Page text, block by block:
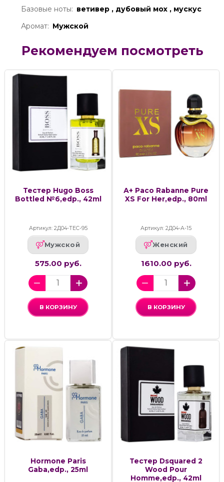
Базовые ноты: ветивер , дубовый мох , мускус
Аромат: Мужской
Рекомендуем посмотреть
Тестер Hugo Boss
Bottled №6,edp., 42ml
Артикул: 2Д04-ТЕС-95
Мужской
575.00 руб.
В КОРЗИНУ
А+ Paco Rabanne Pure
XS For Her,edp., 80ml
Артикул: 2Д04-А-15
Женский
1610.00 руб.
В КОРЗИНУ
Hormone Paris
Gaba,edp., 25ml
Тестер Dsquared 2
Wood Pour
Homme,edp., 42ml